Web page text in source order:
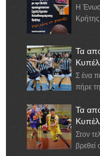
Η
Τα
Σ ένα
πήρε τη
Τα
Στον
βρεθεί